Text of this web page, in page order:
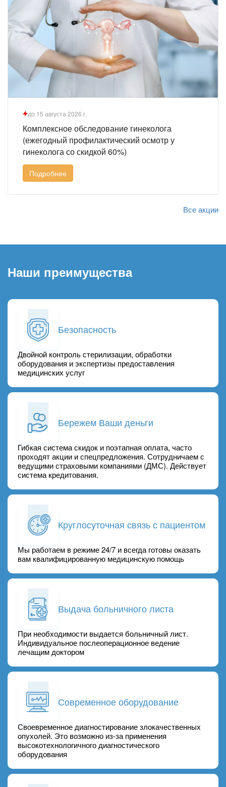
до 15 августа 2026 г.
Комплексное обследование гинеколога
(ежегодный профилактический осмотр у
гинеколога со скидкой 60%)
Подробнее
Все акции
Наши преимущества
Безопасность
Двойной контроль стерилизации, обработки
оборудования и экспертизы предоставления
медицинских услуг
Бережем Ваши деньги
Гибкая система скидок и поэтапная оплата, часто
проходят акции и спецпредложения. Сотрудничаем с
ведущими страховыми компаниями (ДМС). Действует
система кредитования.
Круглосуточная связь с пациентом
Мы работаем в режиме 24/7 и всегда готовы оказать
вам квалифицированную медицинскую помощь
Выдача больничного листа
При необходимости выдается больничный лист.
Индивидуальное послеоперационное ведение
лечащим доктором
Современное оборудование
Своевременное диагностирование злокачественных
опухолей. Это возможно из-за применения
высокотехнологичного диагностического
оборудования